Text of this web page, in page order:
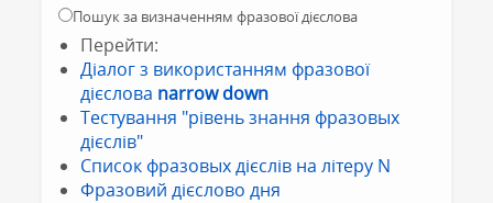
Пошук за визначенням фразової дієслова
Перейти:
Діалог з використанням фразової
дієслова narrow down
Тестування "рівень знання фразовых
дієслів"
Список фразовых дієслів на літеру N
Фразовий дієслово дня